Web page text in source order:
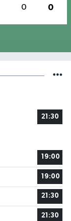
0 0
21:30
19:00
19:00
21:30
21:30